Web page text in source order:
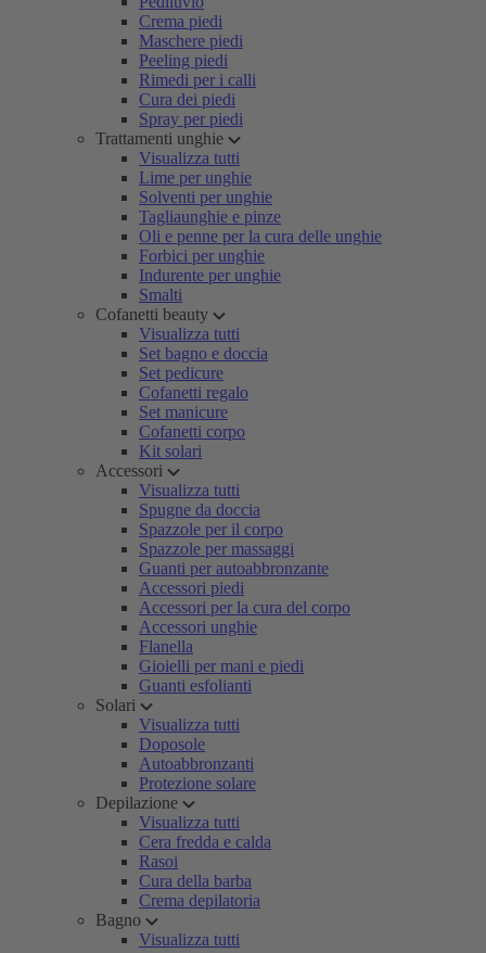
Crema piedi
Maschere piedi
Peeling piedi
Rimedi per i calli
Cura dei piedi
Spray per piedi
Trattamenti unghie
Visualizza tutti
Lime per unghie
Solventi per unghie
Tagliaunghie e pinze
Oli e penne per la cura delle unghie
Forbici per unghie
Indurente per unghie
Smalti
Cofanetti beauty
Visualizza tutti
Set bagno e doccia
Set pedicure
Cofanetti regalo
Set manicure
Cofanetti corpo
Kit solari
Accessori
Visualizza tutti
Spugne da doccia
Spazzole per il corpo
Spazzole per massaggi
Guanti per autoabbronzante
Accessori piedi
Accessori per la cura del corpo
Accessori unghie
Flanella
Gioielli per mani e piedi
Guanti esfolianti
Solari
Visualizza tutti
Doposole
Autoabbronzanti
Protezione solare
Depilazione
Visualizza tutti
Cera fredda e calda
Rasoi
Cura della barba
Crema depilatoria
Bagno
Visualizza tutti